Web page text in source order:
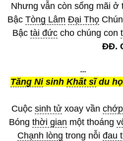
Nhưng vẫn còn sống mãi ở
Bậc Tòng Lâm Đại Thọ
Bậc tài đứccho chúng con
ĐĐ.
...
Tăng Nisinh Khất sĩdu
Cuộc sinh tử xoay vần
Bóng thời gian một thoáng
Chạnh lòng trong nỗi đau